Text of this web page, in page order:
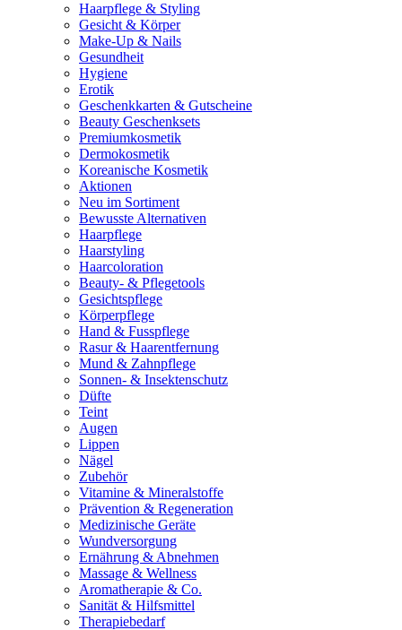
Haarpflege & Styling
Gesicht & Körper
Make-Up & Nails
Gesundheit
Hygiene
Erotik
Geschenkkarten & Gutscheine
Beauty Geschenksets
Premiumkosmetik
Dermokosmetik
Koreanische Kosmetik
Aktionen
Neu im Sortiment
Bewusste Alternativen
Haarpflege
Haarstyling
Haarcoloration
Beauty- & Pflegetools
Gesichtspflege
Körperpflege
Hand & Fusspflege
Rasur & Haarentfernung
Mund & Zahnpflege
Sonnen- & Insektenschutz
Düfte
Teint
Augen
Lippen
Nägel
Zubehör
Vitamine & Mineralstoffe
Prävention & Regeneration
Medizinische Geräte
Wundversorgung
Ernährung & Abnehmen
Massage & Wellness
Aromatherapie & Co.
Sanität & Hilfsmittel
Therapiebedarf